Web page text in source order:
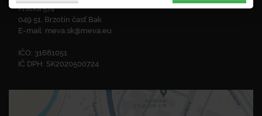
Krátka 574
049 51, Brzotín časť Bak
E-mail: meva.sk@meva.eu
IČO: 31681051
IČ DPH: SK2020500724